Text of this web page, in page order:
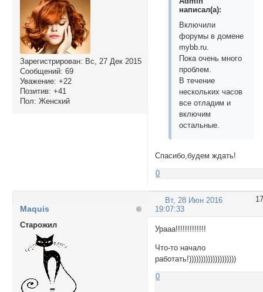
Зарегистрирован: Вс, 27 Дек 2015
Сообщений: 69
Уважение: +22
Позитив: +41
Пол: Женский
написал(а):
Включили
форумы в домене
mybb.ru.
Пока очень много
проблем.
В течение
нескольких часов
все отладим и
включим
остальные.
Спасибо,будем ждать!
0
17
Вт, 28 Июн 2016
19:07:33
Maquis
Cтарожил
Урааа!!!!!!!!!!!!!
Что-то начало
работать!))))))))))))))))))))
0